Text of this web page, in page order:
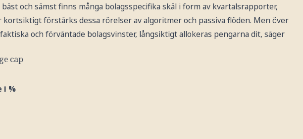
och sämst finns många bolagsspecifika skäl i form av kvartalsrapporter,
kortsiktigt förstärks dessa rörelser av algoritmer och passiva flöden. Men över
och förväntade bolagsvinster, långsiktigt allokeras pengarna dit, säger
cap
i %